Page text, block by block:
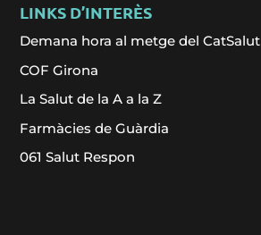
LINKS D’INTERÈS
Demana hora al metge del CatSalut
COF Girona
La Salut de la A a la Z
Farmàcies de Guàrdia
061 Salut Respon